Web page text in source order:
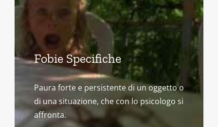
Fobie Specifiche
Paura forte e persistente di un oggetto o
di una situazione, che con lo psicologo si
affronta.